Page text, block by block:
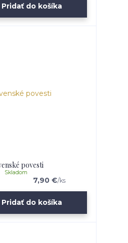
Pridať do košíka
povesti
7,90 €/ks
Skladom
Pridať do košíka